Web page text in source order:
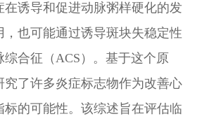
在诱导和促进动脉粥样硬化的发
也可能通过诱导斑块失稳定性
合征（ACS）。基于这个原
究了许多炎症标志物作为改善心
标的可能性。该综述旨在评估临